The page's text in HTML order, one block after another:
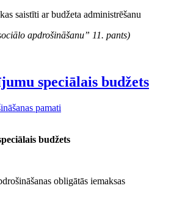
saistīti ar budžeta administrēšanu
apdrošināšanu” 11. pants)
speciālais budžets
pamati
budžets
obligātās iemaksas